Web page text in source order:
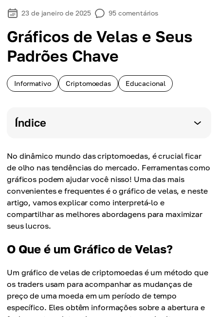
23 de janeiro de 2025 95 comentários
Gráficos de Velas e Seus
Padrões Chave
Informativo Criptomoedas Educacional
Índice
No dinâmico mundo das criptomoedas, é crucial ficar
de olho nas tendências do mercado. Ferramentas como
gráficos podem ajudar você nisso! Uma das mais
convenientes e frequentes é o gráfico de velas, e neste
artigo, vamos explicar como interpretá-lo e
compartilhar as melhores abordagens para maximizar
seus lucros.
O Que é um Gráfico de Velas?
Um gráfico de velas de criptomoedas é um método que
os traders usam para acompanhar as mudanças de
preço de uma moeda em um período de tempo
específico. Eles obtêm informações sobre a abertura e